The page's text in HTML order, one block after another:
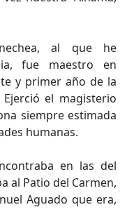
al que he
fue maestro en
y primer año de la
el magisterio
siempre estimada
humanas.
en las del
al Patio del Carmen,
Aguado que era,